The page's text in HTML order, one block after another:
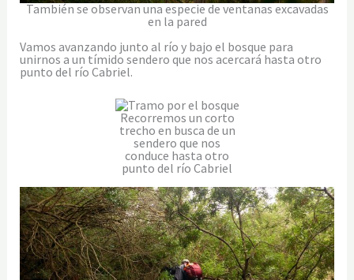
También se observan una especie de ventanas excavadas
en la pared
Vamos avanzando junto al río y bajo el bosque para
unirnos a un tímido sendero que nos acercará hasta otro
punto del río Cabriel.
Recorremos un corto
trecho en busca de un
sendero que nos
conduce hasta otro
punto del río Cabriel